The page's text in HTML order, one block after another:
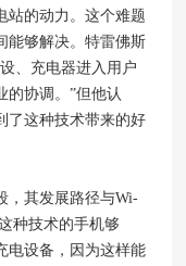
站的动力。这个难题
能够解决。特雷佛斯
、充电器进入用户
的协调。”但他认
了这种技术带来的好
，其发展路径与Wi-
种技术的手机够
电设备，因为这样能